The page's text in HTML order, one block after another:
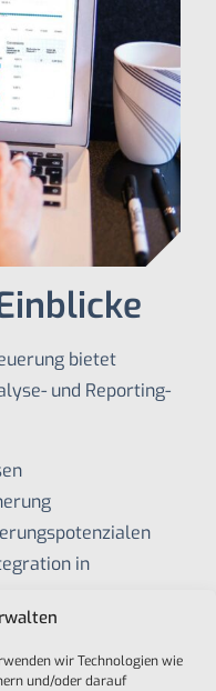
wir Technologien wie
und/oder darauf
bietet
und Reporting-
in
– als